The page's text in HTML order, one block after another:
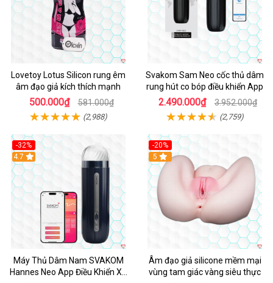
Lovetoy Lotus Silicon rung êm
âm đạo giả kích thích mạnh
500.000₫ 581.000₫
(2,988)
Svakom Sam Neo cốc thủ dâm
rung hút co bóp điều khiển App
2.490.000₫ 3.952.000₫
(2,759)
-32%
Hot
4.7
Máy Thủ Dâm Nam SVAKOM
Hannes Neo App Điều Khiển Xa
-20%
Hot
5
Âm đạo giả silicone mềm mại
vùng tam giác vàng siêu thực